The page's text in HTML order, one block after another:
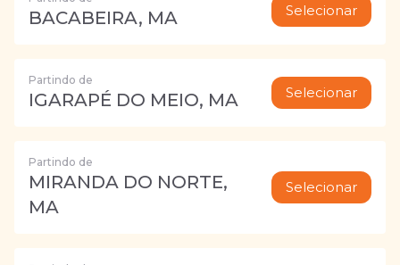
BACABEIRA, MA Selecionar
Partindo de
IGARAPÉ DO MEIO, MA Selecionar
Partindo de
MIRANDA DO NORTE,
MA
Selecionar